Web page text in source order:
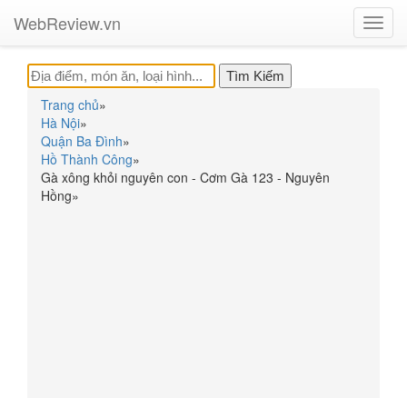
WebReview.vn
Trang chủ»
Hà Nội»
Quận Ba Đình»
Hồ Thành Công»
Gà xông khỏi nguyên con - Cơm Gà 123 - Nguyên
Hồng»